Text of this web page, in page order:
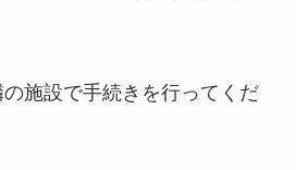
施設で手続きを行ってくだ